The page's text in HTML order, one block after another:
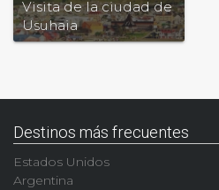
Visita de la ciudad de
Usuhaia
Destinos más frecuentes
Estados Unidos
Argentina